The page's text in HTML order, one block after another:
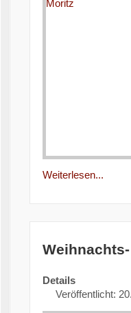
Weiterlesen...
Details
Veröffentlicht: